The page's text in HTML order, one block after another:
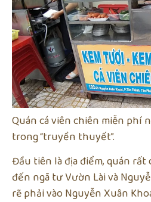
Quán cá viên chiên miễn phí
trong “truyền thuyết”.
Đầu tiên là địa điểm, quán rất
đến ngã tư Vườn Lài và
rẽ phải vào Nguyễn Xuân